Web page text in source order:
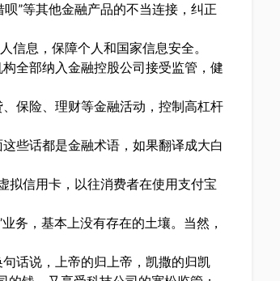
”等其他金融产品的不当连接，纠正
信息，保障个人和国家信息安全。
全部纳入金融控股公司接受监管，健
保险、理财等金融活动，控制高杠杆
些话都是金融术语，如果翻译成大白
拟信用卡，以往消费者在使用支付宝
务，基本上没有存在的土壤。当然，
话说，上帝的归上帝，凯撒的归凯